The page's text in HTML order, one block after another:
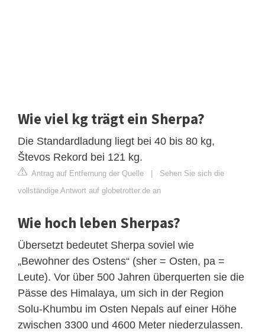
Wie viel kg trägt ein Sherpa?
Die Standardladung liegt bei 40 bis 80 kg,
Števos Rekord bei 121 kg.
Antrag auf Entfernung der Quelle
Sehen Sie sich die
vollständige Antwort auf globetrotter.de an
Wie hoch leben Sherpas?
Übersetzt bedeutet Sherpa soviel wie
„Bewohner des Ostens“ (sher = Osten, pa =
Leute). Vor über 500 Jahren überquerten sie die
Pässe des Himalaya, um sich in der Region
Solu-Khumbu im Osten Nepals auf einer Höhe
zwischen 3300 und 4600 Meter niederzulassen.